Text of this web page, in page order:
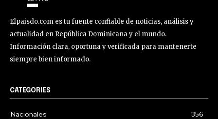
Elpaisdo.com es tu fuente confiable de noticias, análisis y
actualidad en República Dominicana y el mundo.
Información clara, oportuna y verificada para mantenerte
siempre bien informado.
CATEGORIES
Nacionales
356